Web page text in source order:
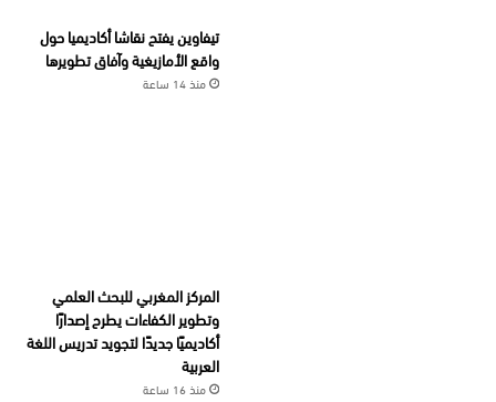
تيفاوين يفتح نقاشا أكاديميا حول
واقع الأمازيغية وآفاق تطويرها
منذ 14 ساعة
المركز المغربي للبحث العلمي
وتطوير الكفاءات يطرح إصدارًا
أكاديميًا جديدًا لتجويد تدريس اللغة
العربية
منذ 16 ساعة